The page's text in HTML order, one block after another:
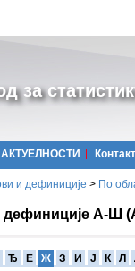
за
АКТУЕЛНОСТИ Контакт
и дефиниције > По
дефиниције А-Ш
Ђ Е Ж З И Ј К Л